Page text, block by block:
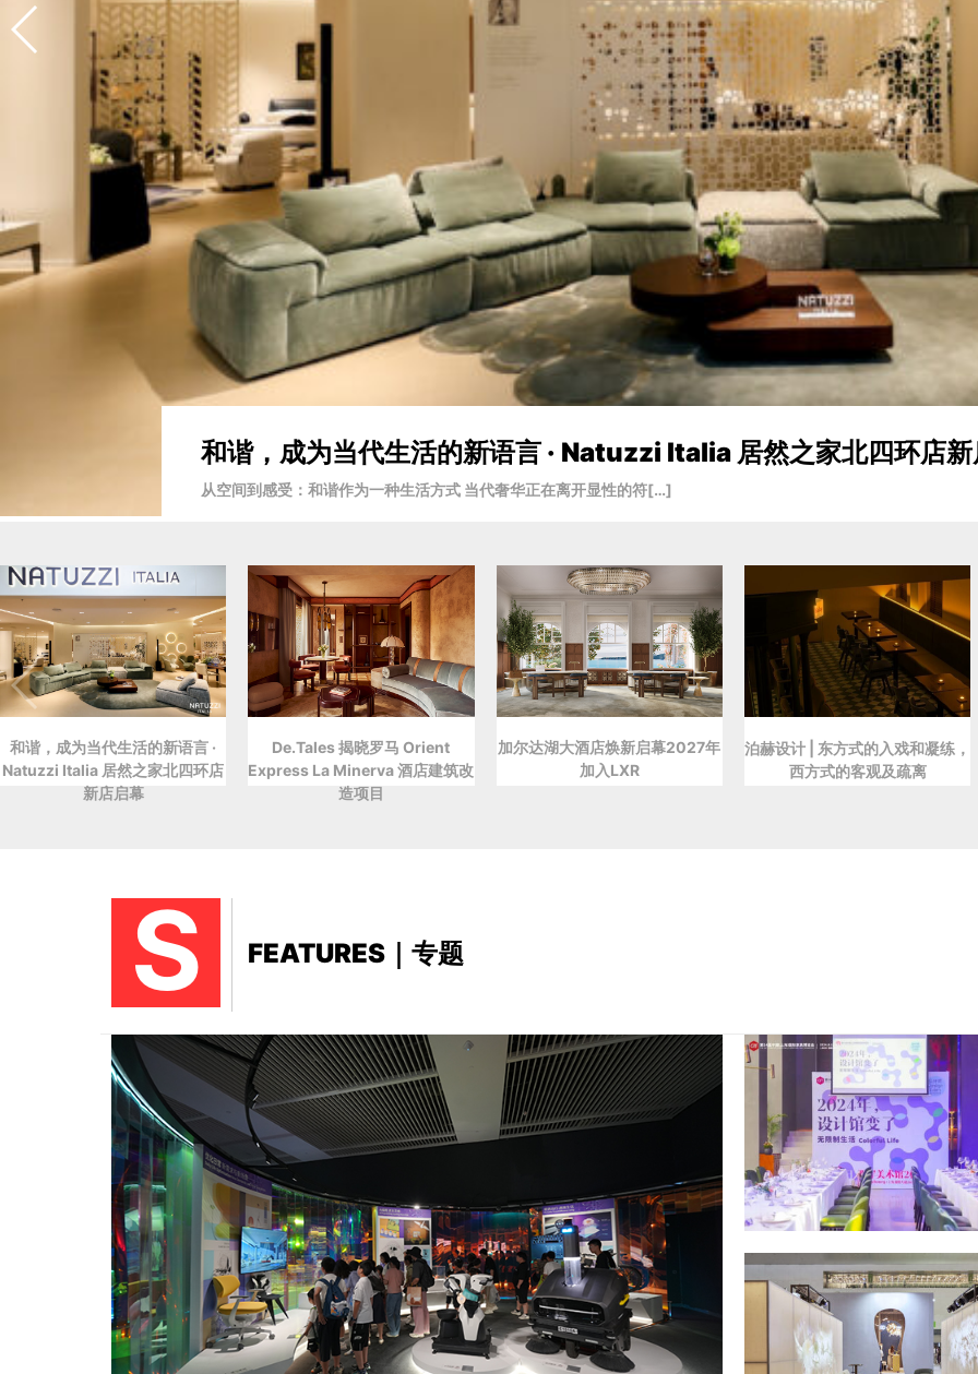
和谐，成为当代生活的新语言 · Natuzzi Italia 居然之家北四环店
从空间到感受：和谐作为一种生活方式 当代奢华正在离开显性的符[…]
和谐，成为当代生活的新语言 ·
Natuzzi Italia 居然之家北四环店
新店启幕
De.Tales 揭晓罗马 Orient
Express La Minerva 酒店建筑改
造项目
加尔达湖大酒店焕新启幕2027年
加入LXR
泊赫设计 | 东方式的入戏和凝练，
西方式的客观及疏离
S FEATURES｜专题